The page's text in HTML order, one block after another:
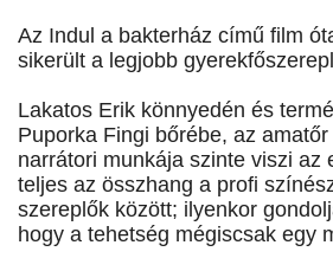
Az Indul a bakterház című film
sikerült a legjobb
Lakatos Erik könnyedén és
Puporka Fingi bőrébe, az
narrátori munkája szinte viszi az
teljes az összhang a profi
szereplők között; ilyenkor
hogy a tehetség mégiscsak egy